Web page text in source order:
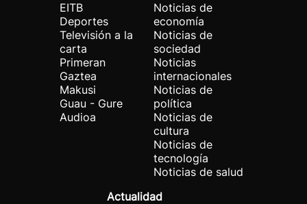
EITB
Deportes
Televisión a la
carta
Primeran
Gaztea
Makusi
Guau - Gure
Audioa
Noticias de
economía
Noticias de
sociedad
Noticias
internacionales
Noticias de
política
Noticias de
cultura
Noticias de
tecnología
Noticias de salud
Actualidad